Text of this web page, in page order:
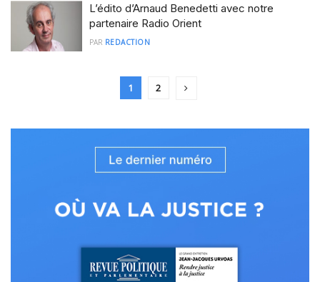
L’édito d’Arnaud Benedetti avec notre
partenaire Radio Orient
PAR REDACTION
1 2